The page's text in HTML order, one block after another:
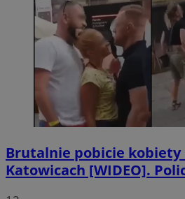
Brutalnie pobicie
Katowicach [WIDEO].